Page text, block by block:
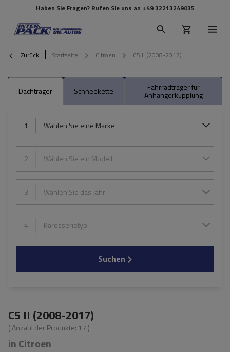
Haben Sie Fragen? Rufen Sie uns an +49 32213249035
Zurück Startseite Citroen C5 II (2008-2017)
Dachträger Schneekette Fahrradträger für
Anhängerkupplung
1 Wählen Sie eine Marke
2 Wählen Sie ein Modell
3 Wählen Sie das Jahr
4 Karosserietyp
Suchen
C5 II (2008-2017)
( Anzahl der Produkte: 17 )
in Citroen